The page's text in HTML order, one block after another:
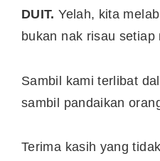
DUIT.Yelah, kita
bukan nak risau setiap
Sambil kami terlibat
sambil pandaikan
Terima kasih yang